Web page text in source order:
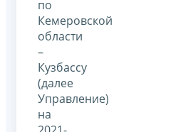
по
Кемеровской
области
–
Кузбассу
(далее
Управление)
на